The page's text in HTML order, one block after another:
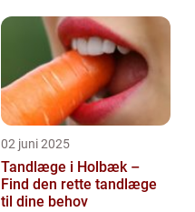
02 juni 2025
Tandlæge i Holbæk –
Find den rette tandlæge
til dine behov